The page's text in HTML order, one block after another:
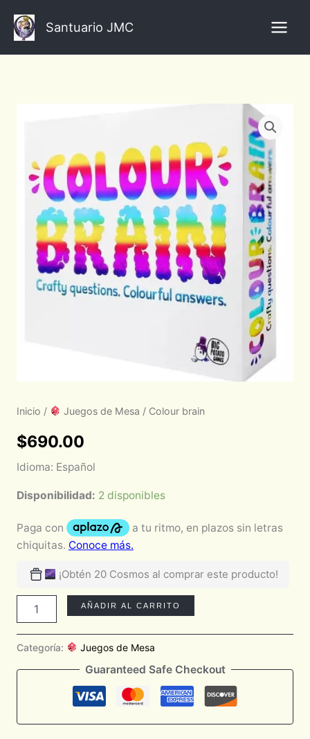
contenido
Santuario JMC
Inicio / Juegos de Mesa / Colour brain
$690.00
Idioma: Español
Disponibilidad: 2 disponibles
¡Obtén 20 Cosmos al comprar este producto!
AÑADIR AL CARRITO
Categoría: Juegos de Mesa
Guaranteed Safe Checkout